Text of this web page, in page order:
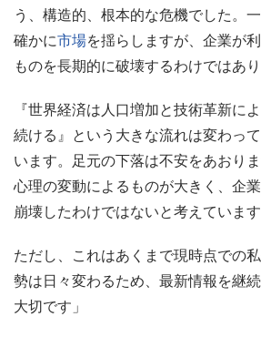
う、構造的、根本的な危機でした。
確かに市場を揺らしますが、企業が
ものを長期的に破壊するわけではあり
『世界経済は人口増加と技術革新に
続ける』という大きな流れは変わっ
います。足元の下落は不安をあおり
心理の変動によるものが大きく、企
崩壊したわけではないと考えています
ただし、これはあくまで現時点での
勢は日々変わるため、最新情報を継
大切です」